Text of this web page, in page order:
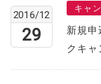
2016/12
29
キャ
新規申
クキャ